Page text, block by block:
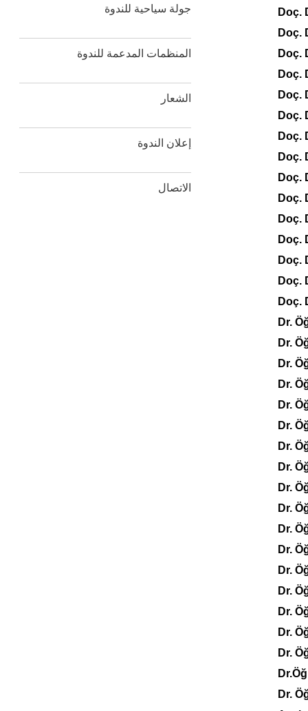
جولة سياحية للندوة
المنظمات المدعمة للندوة
الشعار
إعلان الندوة
الاتصال
Doç.
Doç.
Doç.
Doç.
Doç.
Doç.
Doç.
Doç.
Doç.
Doç.
Doç.
Doç.
Doç.
Doç.
Doç.
Dr.
Dr.
Dr.
Dr.
Dr.
Dr.
Dr.
Dr.
Dr.
Dr.
Dr.
Dr.
Dr.
Dr.
Dr.
Dr.
Dr.
Dr.